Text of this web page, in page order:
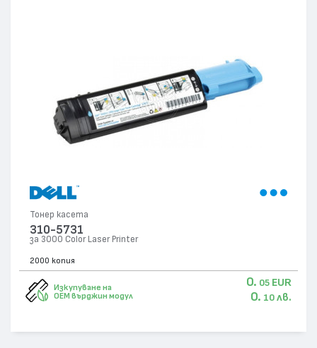
Тонер касета
310-5731
за 3000 Color Laser Printer
2000 копия
Изкупуване на
OEM върджин модул
0. 05 EUR
0. 10 лв.